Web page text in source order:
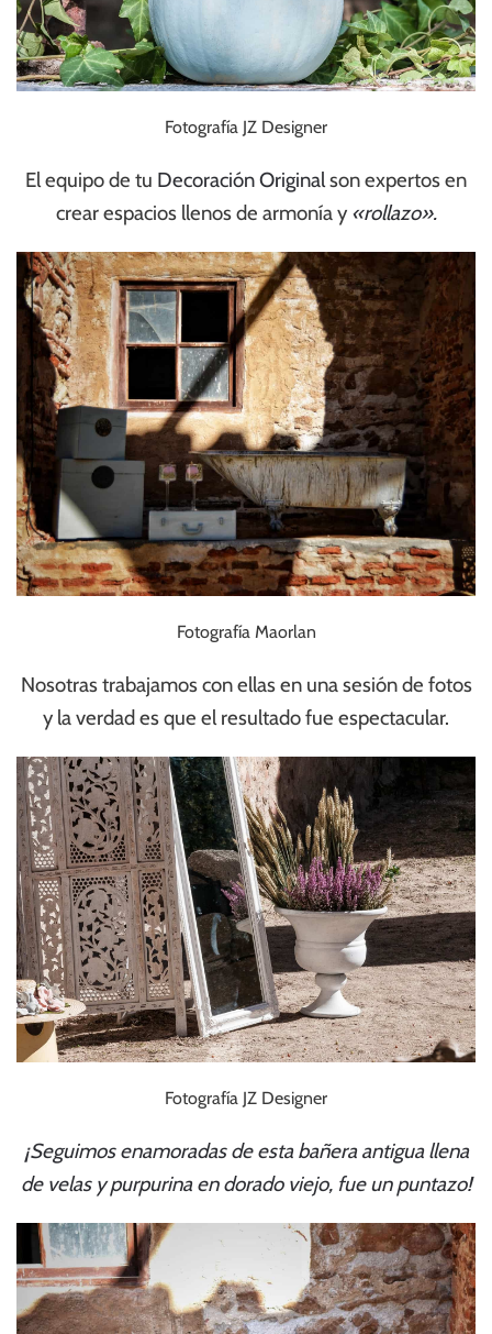
Fotografía JZ Designer
El equipo de tu Decoración Originalson expertos en
crear espacios llenos de armonía y«rollazo».
Fotografía Maorlan
Nosotras trabajamos con ellas en una sesión de fotos
y la verdad es que el resultado fue espectacular.
Fotografía JZ Designer
¡Seguimos enamoradas de esta bañera antigua llena
de velas y purpurina en dorado viejo, fue un puntazo!